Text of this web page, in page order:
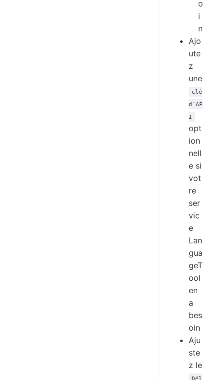
o
i
n
Ajo
ute
z
une
clé
d’AP
I
opt
ion
nell
e si
vot
re
ser
vic
e
Lan
gua
geT
ool
en
a
bes
oin
Aju
ste
z le
Dél